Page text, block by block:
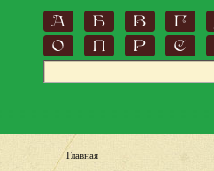
А Б В
Г
О
П Р С
Главная